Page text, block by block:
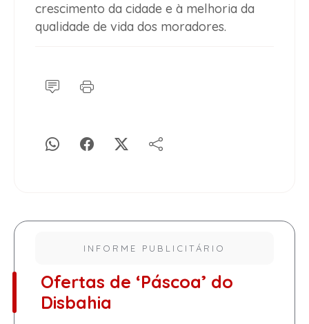
crescimento da cidade e à melhoria da
qualidade de vida dos moradores.
INFORME PUBLICITÁRIO
Ofertas de ‘Páscoa’ do
Disbahia